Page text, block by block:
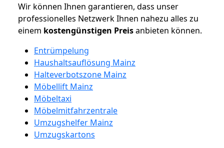
Wir können Ihnen garantieren, dass unser
professionelles Netzwerk Ihnen nahezu alles zu
einem kostengünstigen Preisanbieten können.
Entrümpelung
Haushaltsauflösung Mainz
Halteverbotszone Mainz
Möbellift Mainz
Möbeltaxi
Möbelmitfahrzentrale
Umzugshelfer Mainz
Umzugskartons